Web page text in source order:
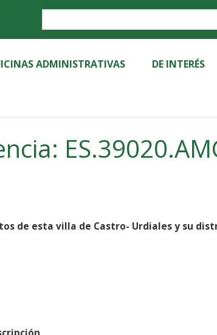
ADMINISTRATIVAS DE INTERÉS
de esta villa de Castro- Urdiales y su